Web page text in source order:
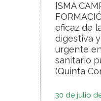
[SMA
eficaz de
digestiva
urgente
sanitario
(Quinta
30 de julio